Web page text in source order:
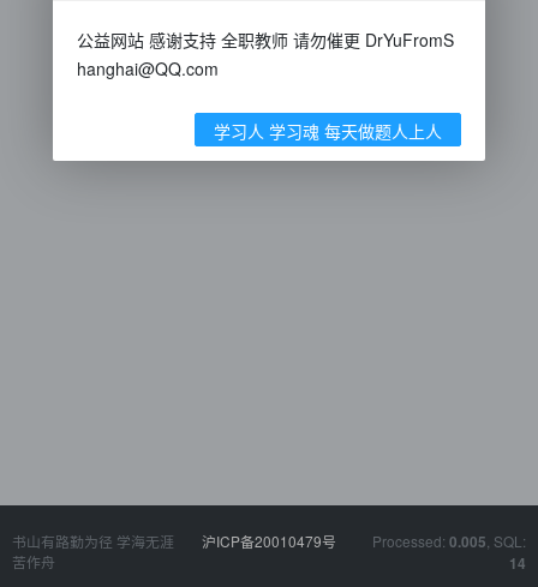
书山有路勤为径 学海无涯
苦作舟
沪ICP备20010479号 Processed: 0.005 , SQL:
14
公益网站 感谢支持 全职教师 请勿催更 DrYuFromS
hanghai@QQ.com
学习人 学习魂 每天做题人上人